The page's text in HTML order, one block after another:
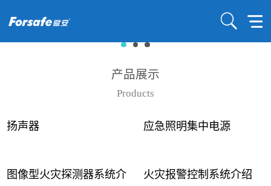
产品展示
Products
扬声器 应急照明集中电源
图像型火灾探测器系统介
火灾报警控制系统介绍